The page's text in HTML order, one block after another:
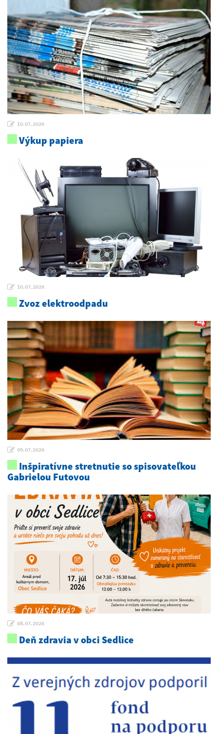
10.07.2026
Výkup papiera
10.07.2026
Zvoz elektroodpadu
09.07.2026
Inšpiratívne stretnutie so spisovateľkou
Gabrielou Futovou
08.07.2026
Deň zdravia v obci Sedlice